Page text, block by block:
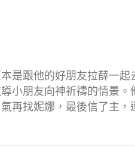
是跟他的好朋友拉薛一
小朋友向神祈禱的情景
再找妮娜，最後信了主，